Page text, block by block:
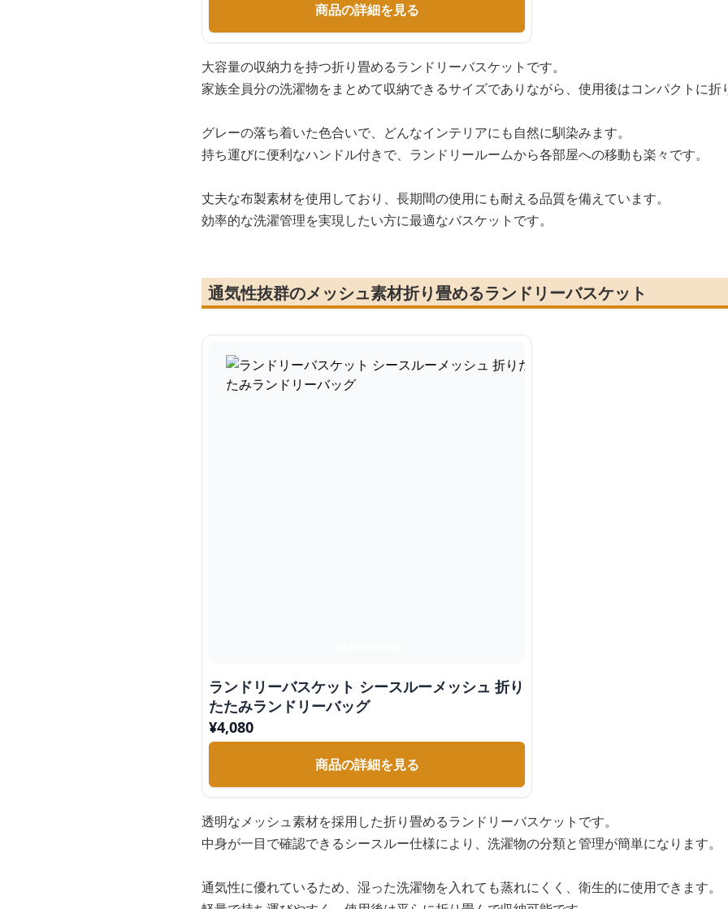
商品の詳細を見る
大容量の収納力を持つ折り畳めるランドリーバスケットです。
家族全員分の洗濯物をまとめて収納できるサイズでありながら、使用後はコンパクトに折
グレーの落ち着いた色合いで、どんなインテリアにも自然に馴染みます。
持ち運びに便利なハンドル付きで、ランドリールームから各部屋への移動も楽々です。
丈夫な布製素材を使用しており、長期間の使用にも耐える品質を備えています。
効率的な洗濯管理を実現したい方に最適なバスケットです。
通気性抜群のメッシュ素材折り畳めるランドリーバスケット
ランドリーバスケット シースルーメッシュ 折り
たたみランドリーバッグ
¥4,080
商品の詳細を見る
透明なメッシュ素材を採用した折り畳めるランドリーバスケットです。
中身が一目で確認できるシースルー仕様により、洗濯物の分類と管理が簡単になります。
通気性に優れているため、湿った洗濯物を入れても蒸れにくく、衛生的に使用できます。